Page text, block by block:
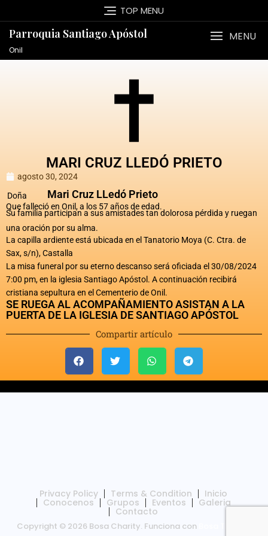
TOP MENU
Parroquia Santiago Apóstol
Onil
MENU
MARI CRUZ LLEDÓ PRIETO
agosto 30, 2024
Doña
Mari Cruz LLedó Prieto
Que falleció en Onil, a los 57 años de edad.
Su familia participan a sus amistades tan dolorosa pérdida y ruegan
una oración por su alma.
La capilla ardiente está ubicada en el Tanatorio Moya (C. Ctra. de
Sax, s/n), Castalla
La misa funeral por su eterno descanso será oficiada el 30/08/2024
7:00 pm, en la iglesia Santiago Apóstol. A continuación recibirá
cristiana sepultura en el Cementerio de Onil.
SE RUEGA AL ACOMPAÑAMIENTO ASISTAN A LA
PUERTA DE LA IGLESIA DE SANTIAGO APÓSTOL
Compartir artículo
Privacy Policy Terms & Condition Inicio
Conocenos Grupos Eventos Galeria
Contacto
Copyright © 2026 Bosa Charity. Funciona con